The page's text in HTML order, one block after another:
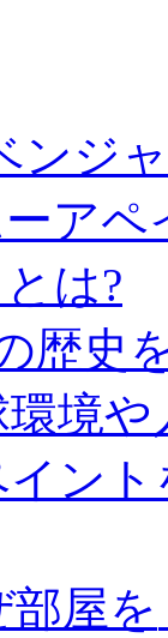
歴史
境
ン